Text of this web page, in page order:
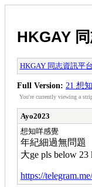
HKGAY
HKGAY 同志資訊平台
Full Version: 21 想
You're currently viewing a
Ayo2023
想知咩感覺
年紀細過無問題
大ge pls below 23
https://